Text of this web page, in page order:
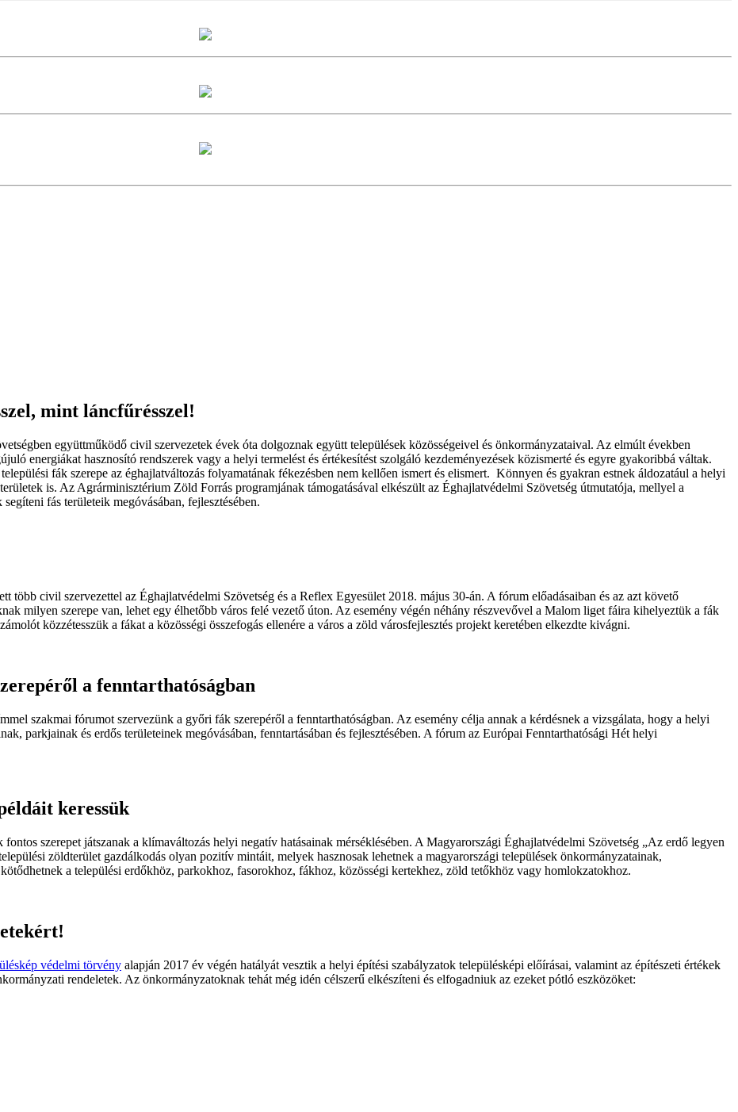
mint láncfűrésszel!
együttműködő civil szervezetek évek óta dolgoznak együtt települések közösségeivel és önkormányzataival. Az elmúlt években
energiákat hasznosító rendszerek vagy a helyi termelést és értékesítést szolgáló kezdeményezések közismerté és egyre gyakoribbá váltak.
fák szerepe az éghajlatváltozás folyamatának fékezésben nem kellően ismert és elismert. Könnyen és gyakran estnek áldozatául a helyi
is. Az Agrárminisztérium Zöld Forrás programjának támogatásával elkészült az Éghajlatvédelmi Szövetség útmutatója, mellyel a
fás területeik megóvásában, fejlesztésében.
több civil szervezettel az Éghajlatvédelmi Szövetség és a Reflex Egyesület 2018. május 30-án. A fórum előadásaiban és az azt követő
milyen szerepe van, lehet egy élhetőbb város felé vezető úton. Az esemény végén néhány részvevővel a Malom liget fáira kihelyeztük a fák
közzétesszük a fákat a közösségi összefogás ellenére a város a zöld városfejlesztés projekt keretében elkezdte kivágni.
a fenntarthatóságban
szakmai fórumot szervezünk a győri fák szerepéről a fenntarthatóságban. Az esemény célja annak a kérdésnek a vizsgálata, hogy a helyi
parkjainak és erdős területeinek megóvásában, fenntartásában és fejlesztésében. A fórum az Európai Fenntarthatósági Hét helyi
keressük
fontos szerepet játszanak a klímaváltozás helyi negatív hatásainak mérséklésében. A Magyarországi Éghajlatvédelmi Szövetség „Az erdő legyen
zöldterület gazdálkodás olyan pozitív mintáit, melyek hasznosak lehetnek a magyarországi települések önkormányzatainak,
a települési erdőkhöz, parkokhoz, fasorokhoz, fákhoz, közösségi kertekhez, zöld tetőkhöz vagy homlokzatokhoz.
védelmi törvény alapján 2017 év végén hatályát vesztik a helyi építési szabályzatok településképi előírásai, valamint az építészeti értékek
rendeletek. Az önkormányzatoknak tehát még idén célszerű elkészíteni és elfogadniuk az ezeket pótló eszközöket: